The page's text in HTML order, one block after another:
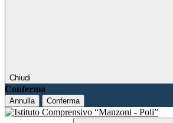
Chiudi
Conferma
Annulla Conferma